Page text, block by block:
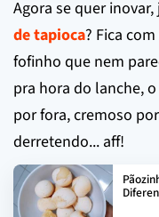
Agora se quer
de tapioca? Fica
fofinho que nem
pra hora do lanche, o
por fora, cremoso
derretendo... aff!